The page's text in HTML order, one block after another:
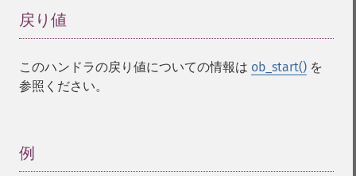
戻り値
このハンドラの戻り値についての情報は ob_start() を
参照ください。
例